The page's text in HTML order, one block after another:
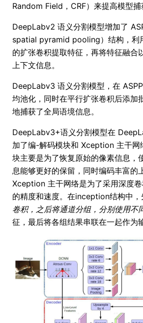
Random Field，CRF）来提高模型捕
DeepLabv2 语义分割模型增加了
spatial pyramid pooling）结构，利
的扩张卷积提取特征，再将特征融合
上下文信息。
DeepLabv3 语义分割模型，在
均池化，同时在平行扩张卷积后添加
地捕获了全局语境信息。
DeepLabv3+语义分割模型在
加了编-解码模块和 Xception 主干网
块主要是为了恢复原始的像素信息，
息能够更好的保留，同时编码丰富的
Xception 主干网络是为了采用深度
的精度和速度。在inception结构中，
卷积，之后将通道分组，分别使用不
征，最后将各组结果串联在一起作为